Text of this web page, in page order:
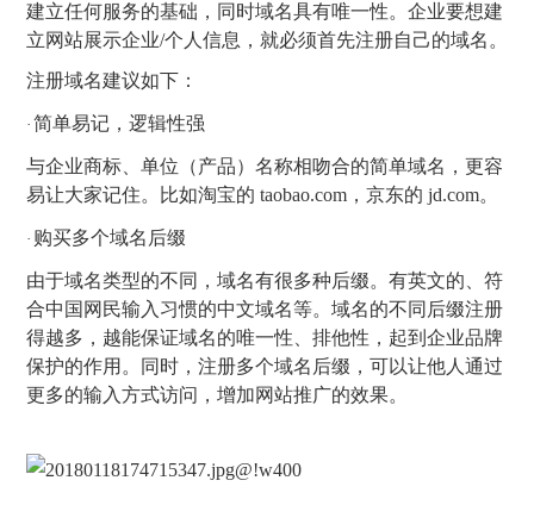
建立任何服务的基础，同时域名具有唯一性。企业要想建
立网站展示企业/个人信息，就必须首先注册自己的域名。
注册域名建议如下：
· 简单易记，逻辑性强
与企业商标、单位（产品）名称相吻合的简单域名，更容
易让大家记住。比如淘宝的 taobao.com，京东的 jd.com。
· 购买多个域名后缀
由于域名类型的不同，域名有很多种后缀。有英文的、符
合中国网民输入习惯的中文域名等。域名的不同后缀注册
得越多，越能保证域名的唯一性、排他性，起到企业品牌
保护的作用。同时，注册多个域名后缀，可以让他人通过
更多的输入方式访问，增加网站推广的效果。